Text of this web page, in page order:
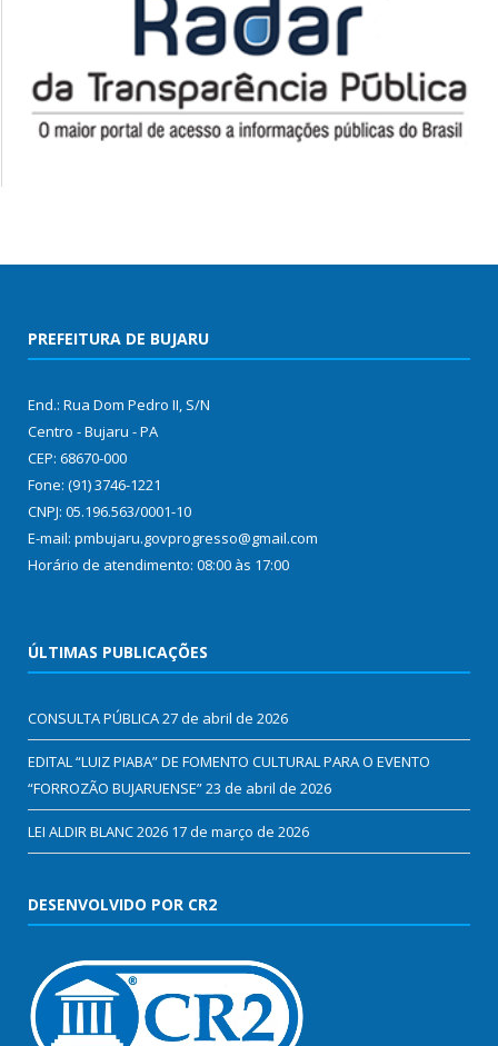
PREFEITURA DE BUJARU
End.: Rua Dom Pedro II, S/N
Centro - Bujaru - PA
CEP: 68670-000
Fone: (91) 3746-1221
CNPJ: 05.196.563/0001-10
E-mail: pmbujaru.govprogresso@gmail.com
Horário de atendimento: 08:00 às 17:00
ÚLTIMAS PUBLICAÇÕES
CONSULTA PÚBLICA27 de abril de 2026
EDITAL “LUIZ PIABA” DE FOMENTO CULTURAL PARA O EVENTO
“FORROZÃO BUJARUENSE”23 de abril de 2026
LEI ALDIR BLANC 2026 17 de março de 2026
DESENVOLVIDO POR CR2